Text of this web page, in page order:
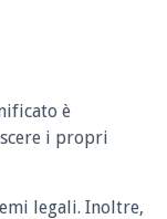
è
i propri
legali. Inoltre,